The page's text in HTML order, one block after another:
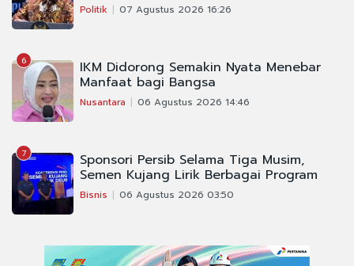
Politik 07 Agustus 2026 16:26
6 IKM Didorong Semakin Nyata Menebar
Manfaat bagi Bangsa
Nusantara 06 Agustus 2026 14:46
7 Sponsori Persib Selama Tiga Musim,
Semen Kujang Lirik Berbagai Program
Bisnis 06 Agustus 2026 03:50